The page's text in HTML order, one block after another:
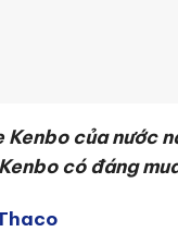
Kenbo của nước
có đáng